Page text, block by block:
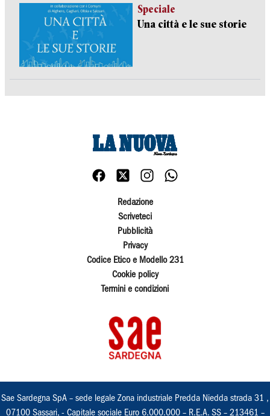
Speciale
Una città e le sue storie
Redazione
Scriveteci
Pubblicità
Privacy
Codice Etico e Modello 231
Cookie policy
Termini e condizioni
Sae Sardegna SpA – sede legale Zona industriale Predda Niedda strada 31 ,
07100 Sassari, - Capitale sociale Euro 6.000.000 – R.E.A. SS – 213461 –